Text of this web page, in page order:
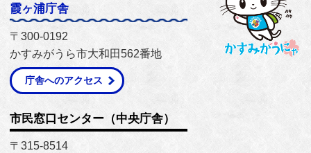
霞ヶ浦庁舎
〒300-0192
かすみがうら市大和田562番地
庁舎へのアクセス
市民窓口センター（中央庁舎）
〒315-8514